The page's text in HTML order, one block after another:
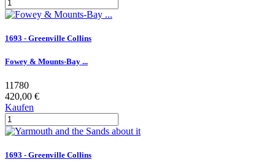
1693 - Greenville Collins
Fowey & Mounts-Bay ...
11780
420,00 €
Kaufen
1693 - Greenville Collins